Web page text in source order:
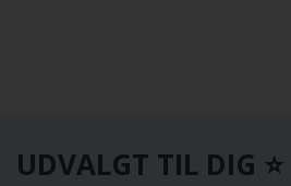
UDVALGT TIL DIG ⭐